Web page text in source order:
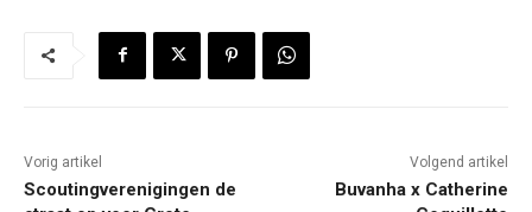
Vorig artikel
Scoutingverenigingen de
Volgend artikel
Buvanha x Catherine